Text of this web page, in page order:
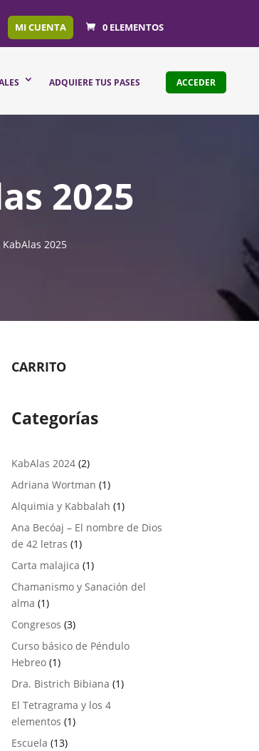
MI CUENTA 0 ELEMENTOS
ADQUIERE TUS PASES ACCEDER
2025
2025
CARRITO
Categorías
KabAlas 2024 22
productos
Adriana Wortman 11
producto
Alquimia y Kabbalah 11
producto
Ana Becóaj – El nombre de Dios
de 42 letras 11
producto
Carta malajica 11
producto
Chamanismo y Sanación del
alma 11
producto
Congresos 33
productos
Curso básico de Péndulo
Hebreo 11
producto
Dra. Bistrich Bibiana 11
El Tetragrama y los 4
elementos 11
Escuela 1313